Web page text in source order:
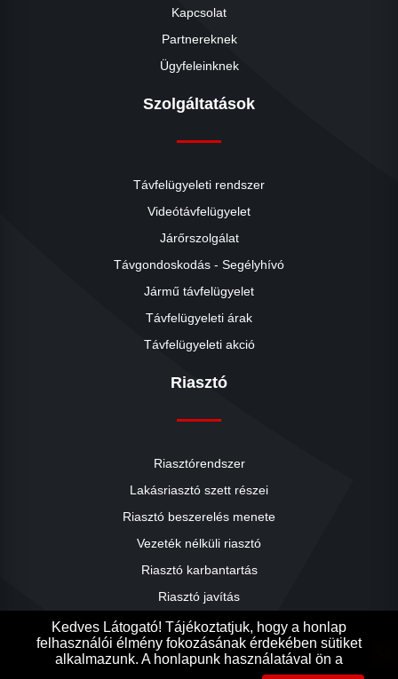
Kapcsolat
Partnereknek
Ügyfeleinknek
Szolgáltatások
Távfelügyeleti rendszer
Videótávfelügyelet
Járőrszolgálat
Távgondoskodás - Segélyhívó
Jármű távfelügyelet
Távfelügyeleti árak
Távfelügyeleti akció
Riasztó
Riasztórendszer
Lakásriasztó szett részei
Riasztó beszerelés menete
Vezeték nélküli riasztó
Riasztó karbantartás
Riasztó javítás
Riasztók árai
Riasztó akció
Kedves Látogató! Tájékoztatjuk, hogy a honlap
felhasználói élmény fokozásának érdekében sütiket
alkalmazunk. A honlapunk használatával ön a